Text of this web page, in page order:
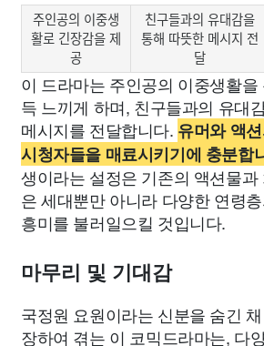
주인공의 이중생
활로 긴장감을 제
공
친구들과의 유대감을
통해 따뜻한 메시지 전
달
이 드라마는 주인공의 이중생활
득 느끼게 하며, 친구들과의 유대
메시지를 전달합니다. 유머와 액
시청자들을 매료시키기에 충분합
생이라는 설정은 기존의 액션물과
은 세대뿐만 아니라 다양한 연령
흥미를 불러일으킬 것입니다.
마무리 및 기대감
국정원 요원이라는 신분을 숨긴
장하여 겪는 이 코믹드라마는, 다